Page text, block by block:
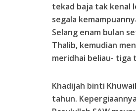
tekad baja tak kenal
segala
Selang enam bulan
Thalib, kemudian
meridhai beliau- tiga
Khadijah binti
tahun.